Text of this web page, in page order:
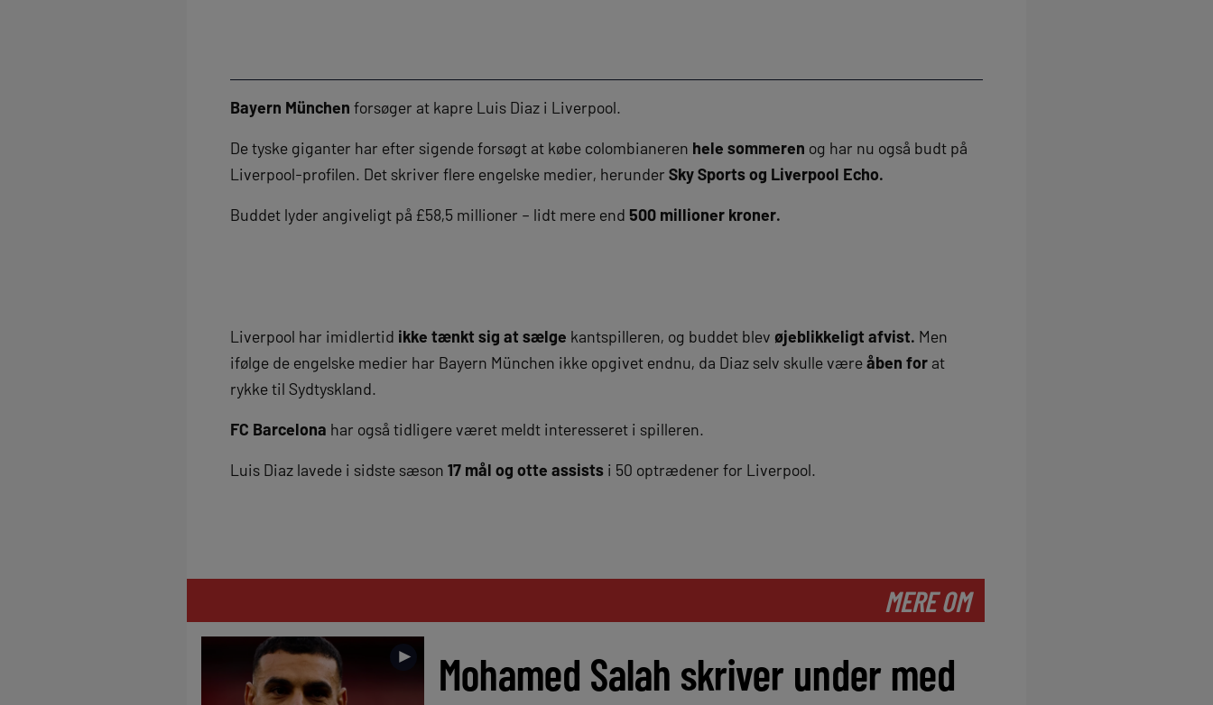
Bayern München forsøger at kapre Luis Diaz i Liverpool.
De tyske giganter har efter sigende forsøgt at købe colombianeren hele sommeren og har nu også budt på
Liverpool-profilen. Det skriver flere engelske medier, herunder Sky Sports og Liverpool Echo.
Buddet lyder angiveligt på £58,5 millioner – lidt mere end 500 millioner kroner.
Liverpool har imidlertid ikke tænkt sig at sælge kantspilleren, og buddet blev øjeblikkeligt afvist. Men
ifølge de engelske medier har Bayern München ikke opgivet endnu, da Diaz selv skulle væreåben for at
rykke til Sydtyskland.
FC Barcelona har også tidligere været meldt interesseret i spilleren.
Luis Diaz lavede i sidste sæson 17 mål og otte assists i 50 optrædener for Liverpool.
MERE OM
►
Mohamed Salah skriver under med